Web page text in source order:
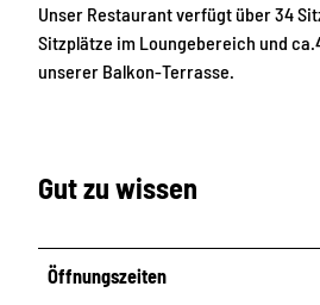
Unser Restaurant verfügt über 34
Sitzplätze im Loungebereich und
unserer Balkon-Terrasse.
Gut zu wissen
Öffnungszeiten